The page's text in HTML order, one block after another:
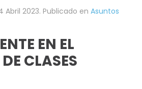
Abril 2023. Publicado en Asuntos
EN EL
CLASES